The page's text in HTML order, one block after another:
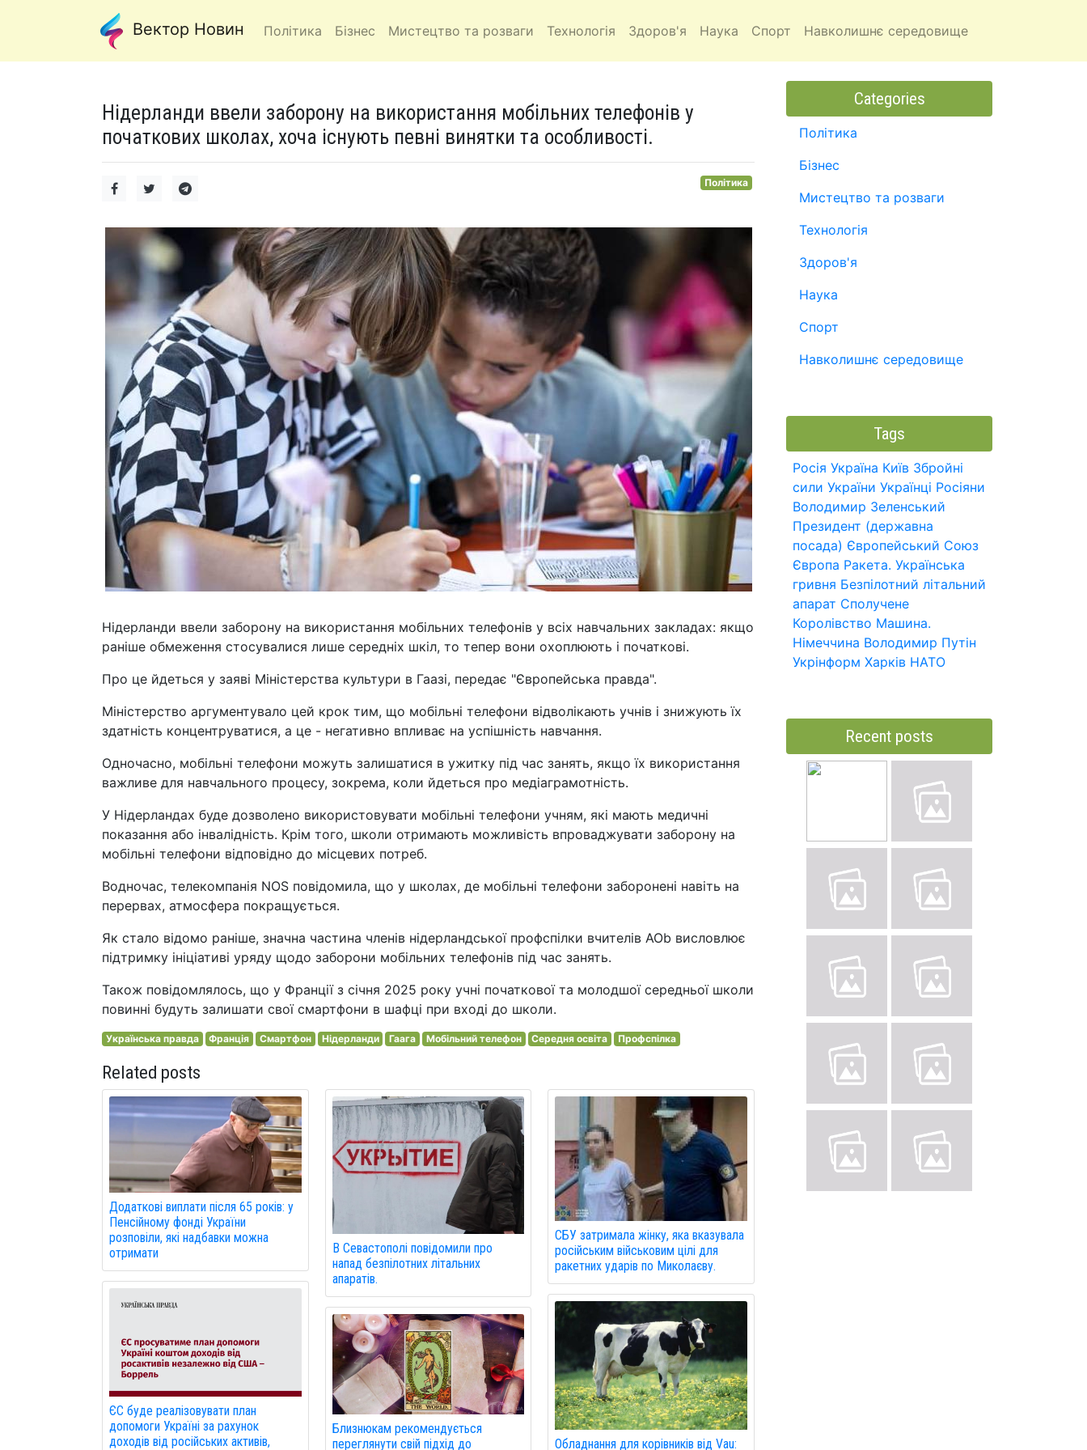
Вектор Новин Політика Бізнес Мистецтво та розваги Технологія Здоров'я Наука Спорт Навколишнє середовище
Нідерланди ввели заборону на використання мобільних телефонів у
початкових школах, хоча існують певні винятки та особливості.
Політика
Нідерланди ввели заборону на використання мобільних телефонів у всіх навчальних закладах: якщо
раніше обмеження стосувалися лише середніх шкіл, то тепер вони охоплюють і початкові.
Про це йдеться у заяві Міністерства культури в Гаазі, передає "Європейська правда".
Міністерство аргументувало цей крок тим, що мобільні телефони відволікають учнів і знижують їх
здатність концентруватися, а це - негативно впливає на успішність навчання.
Одночасно, мобільні телефони можуть залишатися в ужитку під час занять, якщо їх використання
важливе для навчального процесу, зокрема, коли йдеться про медіаграмотність.
У Нідерландах буде дозволено використовувати мобільні телефони учням, які мають медичні
показання або інвалідність. Крім того, школи отримають можливість впроваджувати заборону на
мобільні телефони відповідно до місцевих потреб.
Водночас, телекомпанія NOS повідомила, що у школах, де мобільні телефони заборонені навіть на
перервах, атмосфера покращується.
Як стало відомо раніше, значна частина членів нідерландської профспілки вчителів AOb висловлює
підтримку ініціативі уряду щодо заборони мобільних телефонів під час занять.
Також повідомлялось, що у Франції з січня 2025 року учні початкової та молодшої середньої школи
повинні будуть залишати свої смартфони в шафці при вході до школи.
Українська правда Франція Смартфон Нідерланди Гаага Мобільний телефон Середня освіта Профспілка
Related posts
Додаткові виплати після 65 років: у
Пенсійному фонді України
розповіли, які надбавки можна
отримати
ЄС буде реалізовувати план
допомоги Україні за рахунок
доходів від російських активів,
В Севастополі повідомили про
напад безпілотних літальних
апаратів.
Близнюкам рекомендується
переглянути свій підхід до
СБУ затримала жінку, яка вказувала
російським військовим цілі для
ракетних ударів по Миколаєву.
Обладнання для корівників від Vau:
Categories
Політика
Бізнес
Мистецтво та розваги
Технологія
Здоров'я
Наука
Спорт
Навколишнє середовище
Tags
Росія Україна Київ Збройні
сили України Українці Росіяни
Володимир Зеленський
Президент (державна
посада) Європейський Союз
Європа Ракета. Українська
гривня Безпілотний літальний
апарат Сполучене
Королівство Машина.
Німеччина Володимир Путін
Укрінформ Харків НАТО
Recent posts